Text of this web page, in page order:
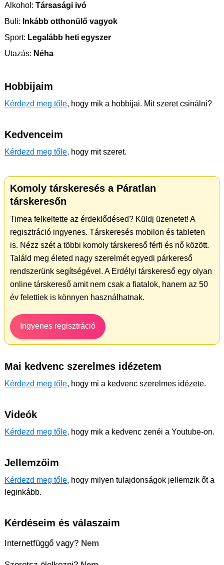
Alkohol: Társasági ivó
Buli: Inkább otthonülő vagyok
Sport: Legalább heti egyszer
Utazás: Néha
Hobbijaim
Kérdezd meg tőle, hogy mik a hobbijai. Mit szeret csinálni?
Kedvenceim
Kérdezd meg tőle, hogy mit szeret.
Komoly társkeresés a Páratlan
társkeresőn
Timea felkeltette az érdeklődésed? Küldj üzenetet! A
regisztráció ingyenes. Társkeresés mobilon és tableten
is. Nézz szét a többi komoly társkereső férfi és nő között.
Találd meg életed nagy szerelmét egyedi párkereső
rendszerünk segítségével. A Erdélyi társkereső egy olyan
online társkereső amit nem csak a fiatalok, hanem az 50
év felettiek is könnyen használhatnak.
Ingyenes regisztráció
Mai kedvenc szerelmes idézetem
Kérdezd meg tőle, hogy mi a kedvenc szerelmes idézete.
Videók
Kérdezd meg tőle, hogy mik a kedvenc zenéi a Youtube-on.
Jellemzőim
Kérdezd meg tőle, hogy milyen tulajdonságok jellemzik őt a
leginkább.
Kérdéseim és válaszaim
Internetfüggő vagy? Nem